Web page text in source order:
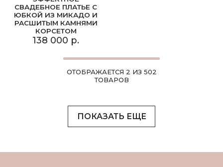
СВАДЕБНОЕ ПЛАТЬЕ С
ЮБКОЙ ИЗ МИКАДО И
РАСШИТЫМ КАМНЯМИ
КОРСЕТОМ
138 000 р.
ОТОБРАЖАЕТСЯ 2 ИЗ 502
ТОВАРОВ
ПОКАЗАТЬ ЕЩЕ